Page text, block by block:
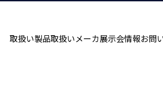
取扱い製品取扱いメーカ展示会情報お問